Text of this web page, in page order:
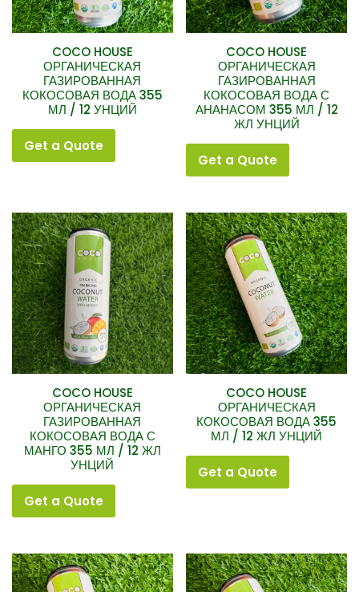
Water
цене
Фильтрация
COCO HOUSE
ОРГАНИЧЕСКАЯ
ГАЗИРОВАННАЯ
КОКОСОВАЯ ВОДА 355
МЛ / 12 УНЦИЙ
Get a Quote
COCO HOUSE
ОРГАНИЧЕСКАЯ
ГАЗИРОВАННАЯ
КОКОСОВАЯ ВОДА С
АНАНАСОМ 355 МЛ / 12
ЖЛ УНЦИЙ
Get a Quote
COCO HOUSE
ОРГАНИЧЕСКАЯ
ГАЗИРОВАННАЯ
КОКОСОВАЯ ВОДА С
МАНГО 355 МЛ / 12 ЖЛ
УНЦИЙ
Get a Quote
COCO HOUSE
ОРГАНИЧЕСКАЯ
КОКОСОВАЯ ВОДА 355
МЛ / 12 ЖЛ УНЦИЙ
Get a Quote